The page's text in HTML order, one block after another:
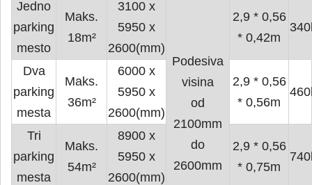
Jedno
parking
mesto
Maks.
18m²
3100 x
5950 x
2600(mm)
Podesiva
visina
od
2100mm
do
2600mm
2,9 * 0,56
* 0,42m
Dva
parking
mesta
Maks.
36m²
6000 x
5950 x
2600(mm)
2,9 * 0,56
* 0,56m
Tri
parking
mesta
Maks.
54m²
8900 x
5950 x
2600(mm)
2,9 * 0,56
* 0,75m